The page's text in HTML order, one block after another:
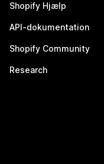
Shopify Hjælp
API-dokumentation
Shopify Community
Research